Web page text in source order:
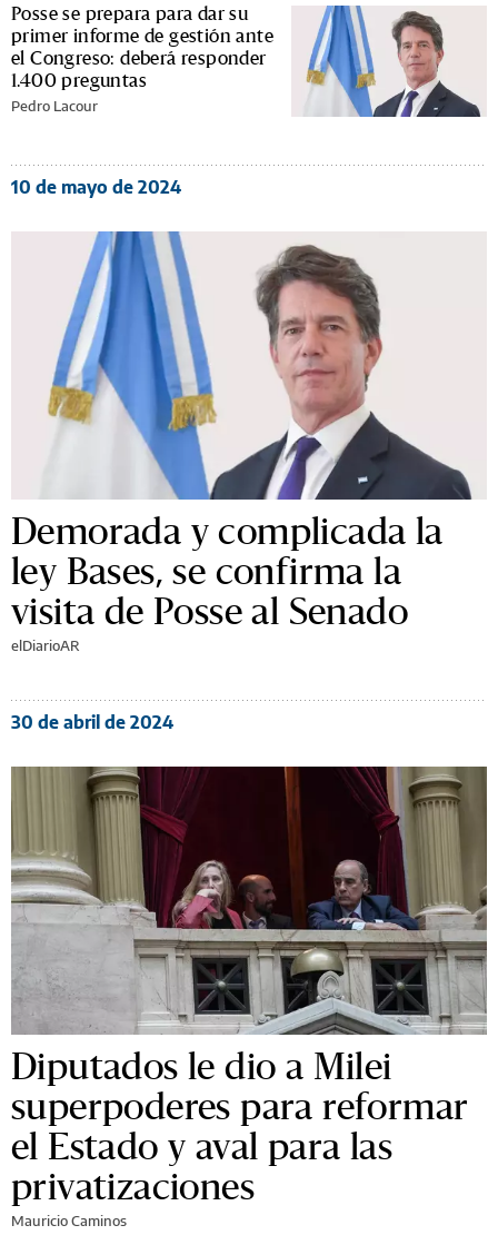
Posse se prepara para dar su
primer informe de gestión ante
el Congreso: deberá responder
1.400 preguntas
Pedro Lacour
10 de mayo de 2024
Demorada y complicada la
ley Bases, se confirma la
visita de Posse al Senado
elDiarioAR
30 de abril de 2024
Diputados le dio a Milei
superpoderes para reformar
el Estado y aval para las
privatizaciones
Mauricio Caminos